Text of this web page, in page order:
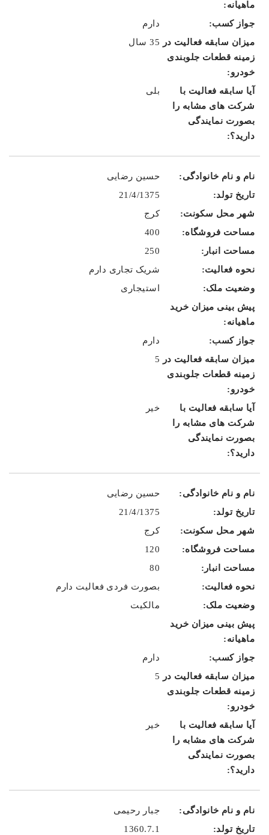
دارم
35 سال
بلی
حسین رضایی
21/4/1375
کرج
400
250
شریک تجاری دارم
استیجاری
دارم
5
خیر
حسین رضایی
21/4/1375
کرج
120
80
بصورت فردی فعالیت دارم
مالکیت
دارم
5
خیر
جبار رحیمی
1360.7.1